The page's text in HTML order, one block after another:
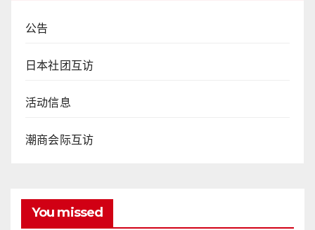
公告
日本社团互访
活动信息
潮商会际互访
You missed